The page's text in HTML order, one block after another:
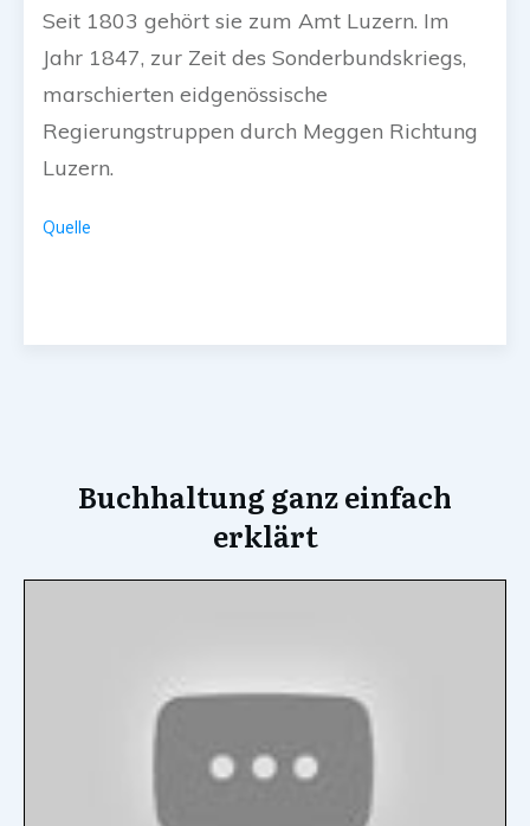
Seit 1803 gehört sie zum Amt Luzern. Im
Jahr 1847, zur Zeit des Sonderbundskriegs,
marschierten eidgenössische
Regierungstruppen durch Meggen Richtung
Luzern.
Quelle
Buchhaltung ganz einfach
erklärt